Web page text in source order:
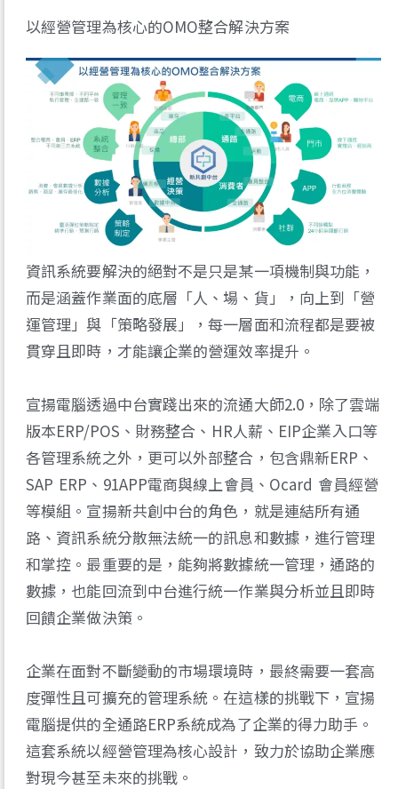
以經營管理為核心的OMO整合解決方案
資訊系統要解決的絕對不是只是某一項機制與功能，
而是涵蓋作業面的底層「人、場、貨」，向上到「營
運管理」與「策略發展」，每一層面和流程都是要被
貫穿且即時，才能讓企業的營運效率提升。
宣揚電腦透過中台實踐出來的流通大師2.0，除了雲端
版本ERP/POS、財務整合、HR人薪、EIP企業入口等
各管理系統之外，更可以外部整合，包含鼎新ERP、
SAP ERP、91APP電商與線上會員、Ocard 會員經營
等模組。宣揚新共創中台的角色，就是連結所有通
路、資訊系統分散無法統一的訊息和數據，進行管理
和掌控。最重要的是，能夠將數據統一管理，通路的
數據，也能回流到中台進行統一作業與分析並且即時
回饋企業做決策。
企業在面對不斷變動的市場環境時，最終需要一套高
度彈性且可擴充的管理系統。在這樣的挑戰下，宣揚
電腦提供的全通路ERP系統成為了企業的得力助手。
這套系統以經營管理為核心設計，致力於協助企業應
對現今甚至未來的挑戰。